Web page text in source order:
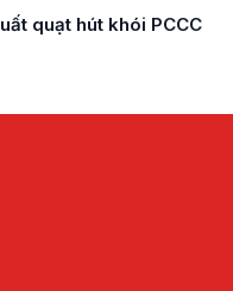
quạt hút khói PCCC